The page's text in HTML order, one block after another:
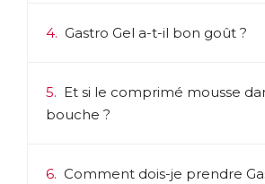
4. Gastro Gel a-t-il bon goût ?
5. Et si le comprimé mousse
bouche ?
6. Comment dois-je prendre